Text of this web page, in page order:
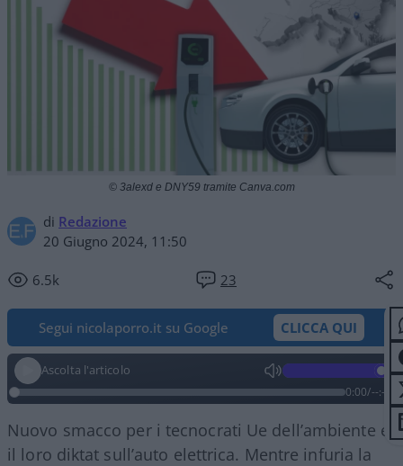
di Redazione
20 Giugno 2024, 11:50
6.5k 23
© 3alexd e DNY59 tramite Canva.com
Segui nicolaporro.it su Google CLICCA QUI
Ascolta l'articolo
0:00/--:--
Nuovo smacco per i tecnocrati Ue dell’ambiente e
il loro diktat sull’auto elettrica. Mentre infuria la